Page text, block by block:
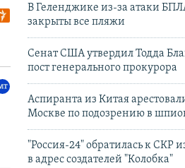
В Геленджике из-за атаки
закрыты все пляжи
Сенат США утвердил Тодда
пост генерального прокурора
Аспиранта из Китая
Москве по подозрению в
"Россия-24" обратилась к СКР
в адрес создателей "Колобка"